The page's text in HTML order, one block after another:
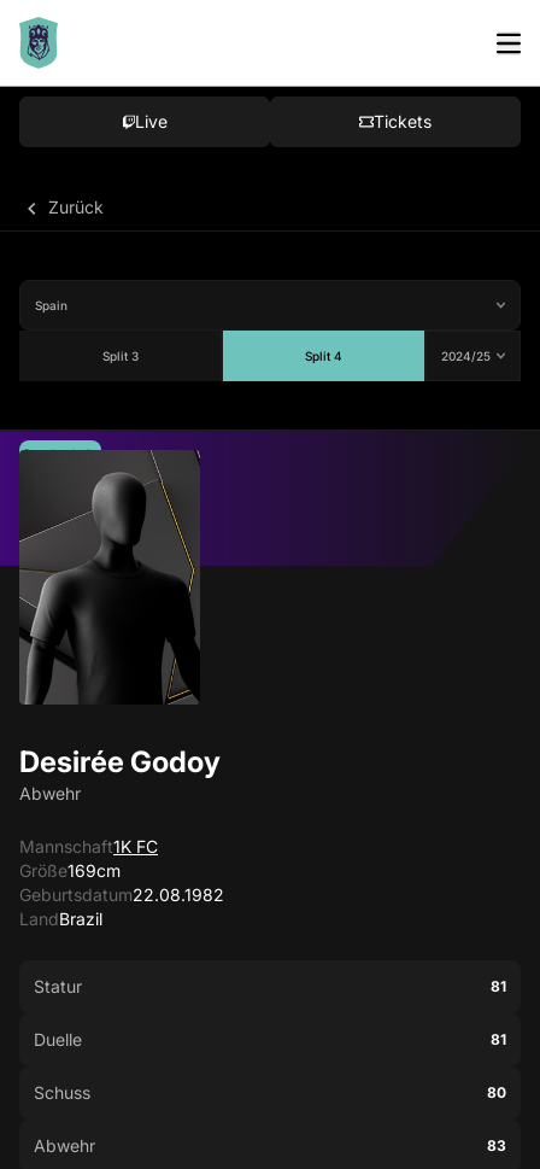
Live Tickets
Zurück
Split 3 Split 4
Desirée Godoy
Abwehr
Mannschaft1K FC
Größe169cm
Geburtsdatum22.08.1982
LandBrazil
Durchschnitt
Statur 81
Duelle 81
Schuss 80
Abwehr 83